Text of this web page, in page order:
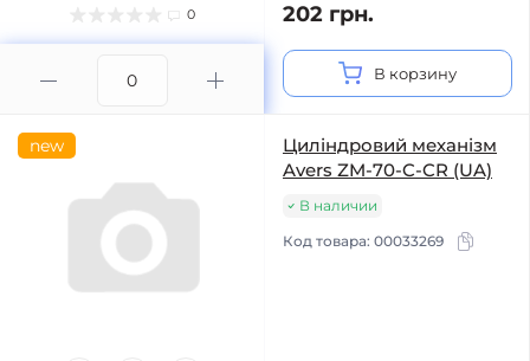
0 202 грн.
В корзину
new
Циліндровий механізм
Avers ZM-70-C-CR (UA)
В наличии
Код товара: 00033269